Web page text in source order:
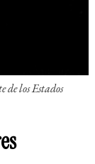
de los Estados